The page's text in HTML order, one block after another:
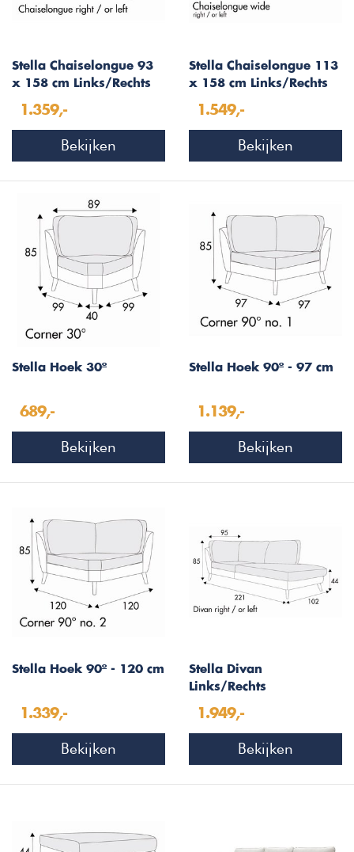
Stella Chaiselongue 93
x 158 cm Links/Rechts
1.359,-
Bekijken
Stella Chaiselongue 113
x 158 cm Links/Rechts
1.549,-
Bekijken
Stella Hoek 30º
689,-
Bekijken
Stella Hoek 90º - 97 cm
1.139,-
Bekijken
Stella Hoek 90º - 120 cm
1.339,-
Bekijken
Stella Divan
Links/Rechts
1.949,-
Bekijken